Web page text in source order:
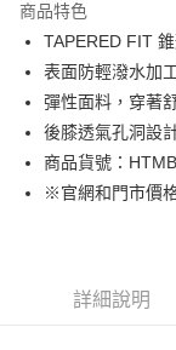
街口支付
悠遊付
Google Pay
貨到付款
商品特色
TAPERED FIT
表面防輕潑水加
彈性面料，穿著
後膝透氣孔洞設
商品貨號：
※官網和門市價
詳細說明